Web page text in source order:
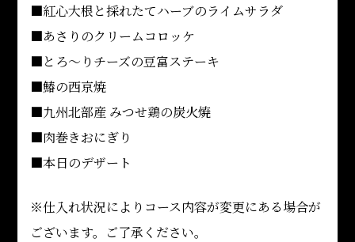
■紅心大根と採れたてハーブのライムサラダ
■あさりのクリームコロッケ
■とろ～りチーズの豆富ステーキ
■鰆の西京焼
■九州北部産 みつせ鶏の炭火焼
■肉巻きおにぎり
■本日のデザート
※仕入れ状況によりコース内容が変更にある場合が
ございます。ご了承ください。